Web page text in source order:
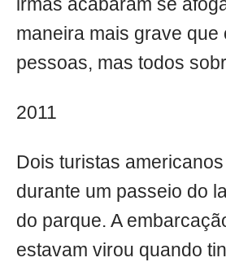
irmãs acabaram se
maneira mais grave que
pessoas, mas todos
2011
Dois turistas
durante um passeio do
do parque. A
estavam virou quando